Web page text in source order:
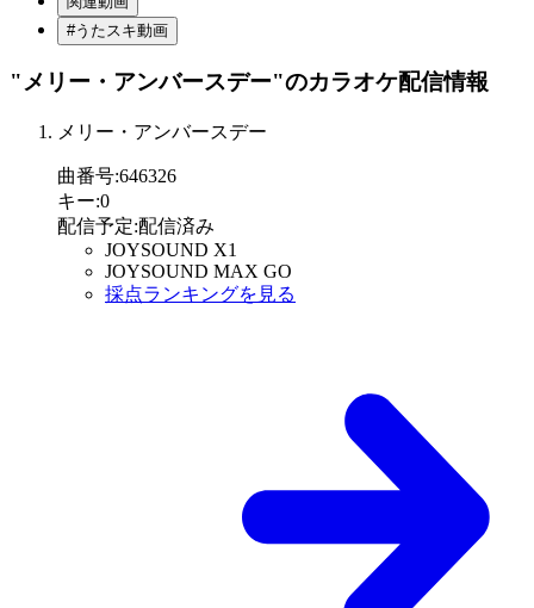
#うたスキ動画
"メリー・アンバースデー"のカラオケ配信情報
メリー・アンバースデー
曲番号:646326
キー:0
配信予定:配信済み
JOYSOUND X1
JOYSOUND MAX GO
採点ランキングを見る